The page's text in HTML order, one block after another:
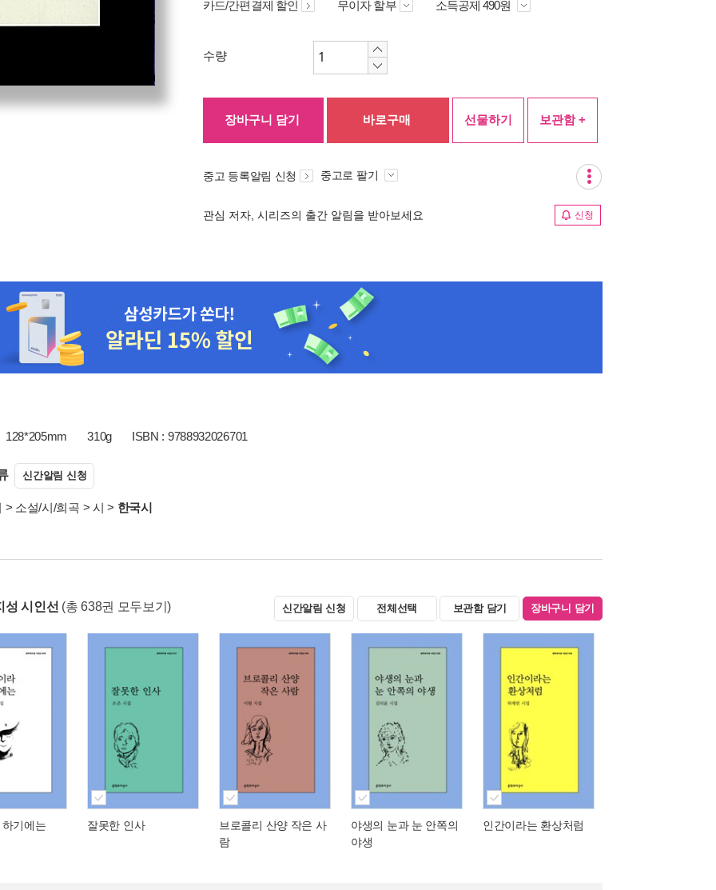
카드/간편결제 할인 무이자 할부 소득공제 490원
수량
장바구니 담기 바로구매 선물하기 보관함 +
중고 등록알림 신청 중고로 팔기
관심 저자, 시리즈의 출간 알림을 받아보세요 신청
128*205mm 310g ISBN : 9788932026701
신간알림 신청
> 소설/시/희곡 > 시 > 한국시
성 시인선 (총 638권 모두보기) 신간알림 신청 전체선택 보관함 담기 장바구니 담기
기에는 잘못한 인사
브로콜리 산양 작은 사
람
야생의 눈과 눈 안쪽의
야생
인간이라는 환상처럼